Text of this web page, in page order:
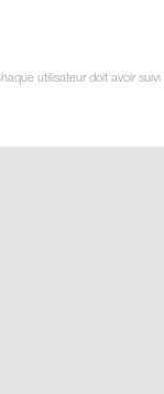
utilisateur doit avoir